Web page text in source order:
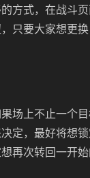
方式，在战斗
只要大家想更
场上不止一个
定，最好将想
再次转回一开